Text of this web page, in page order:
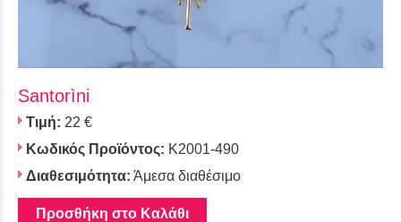
Santorìni
Τιμή: 22 €
Κωδικός Προϊόντος: K2001-490
Διαθεσιμότητα: Άμεσα διαθέσιμο
Προσθήκη στο Καλάθι